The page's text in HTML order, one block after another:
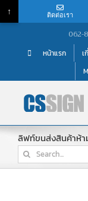
content
062-
หน้าแรก เ
ลิฟท์ขนส่งสินค้าห้าม
Search
for:
↑ ติดต่อเรา